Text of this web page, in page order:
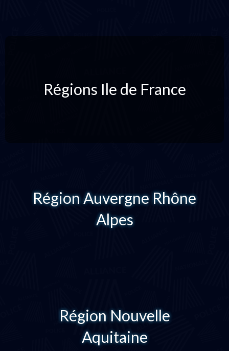
Régions Ile de France
Région Auvergne Rhône
Alpes
Région Nouvelle
Aquitaine